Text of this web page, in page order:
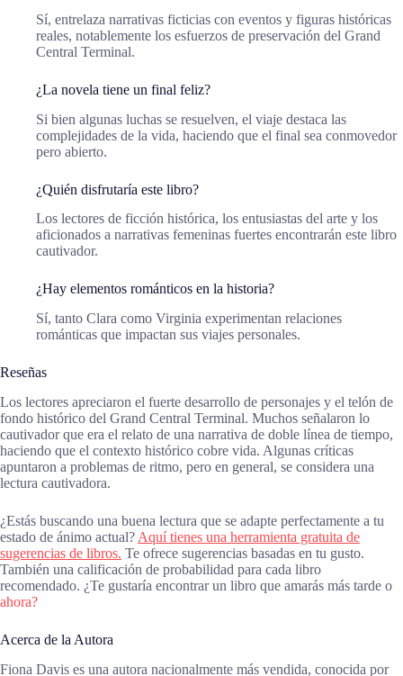
Sí, entrelaza narrativas ficticias con eventos y figuras históricas
reales, notablemente los esfuerzos de preservación del Grand
Central Terminal.
¿La novela tiene un final feliz?
Si bien algunas luchas se resuelven, el viaje destaca las
complejidades de la vida, haciendo que el final sea conmovedor
pero abierto.
¿Quién disfrutaría este libro?
Los lectores de ficción histórica, los entusiastas del arte y los
aficionados a narrativas femeninas fuertes encontrarán este libro
cautivador.
¿Hay elementos románticos en la historia?
Sí, tanto Clara como Virginia experimentan relaciones
románticas que impactan sus viajes personales.
Reseñas
Los lectores apreciaron el fuerte desarrollo de personajes y el telón de
fondo histórico del Grand Central Terminal. Muchos señalaron lo
cautivador que era el relato de una narrativa de doble línea de tiempo,
haciendo que el contexto histórico cobre vida. Algunas críticas
apuntaron a problemas de ritmo, pero en general, se considera una
lectura cautivadora.
¿Estás buscando una buena lectura que se adapte perfectamente a tu
estado de ánimo actual? Aquí tienes una herramienta gratuita de
sugerencias de libros. Te ofrece sugerencias basadas en tu gusto.
También una calificación de probabilidad para cada libro
recomendado. ¿Te gustaría encontrar un libro que amarás más tarde o
ahora?
Acerca de la Autora
Fiona Davis es una autora nacionalmente más vendida, conocida por